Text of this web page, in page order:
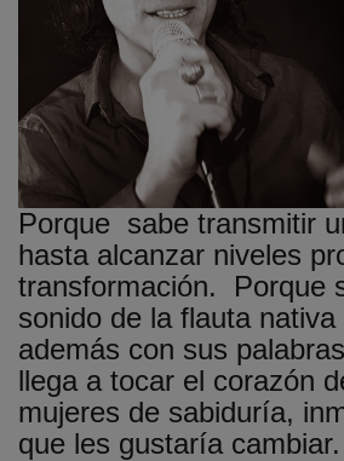
Porque sabe transmitir
hasta alcanzar niveles
transformación. Porque
sonido de la flauta
además con sus
llega a tocar el corazón
mujeres de sabiduría,
que les gustaría cambiar.